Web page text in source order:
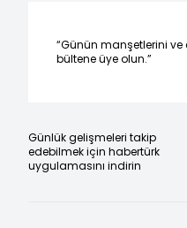
“Günün manşetlerini
bültene üye olun.”
Günlük gelişmeleri takip
edebilmek için habertürk
uygulamasını indirin